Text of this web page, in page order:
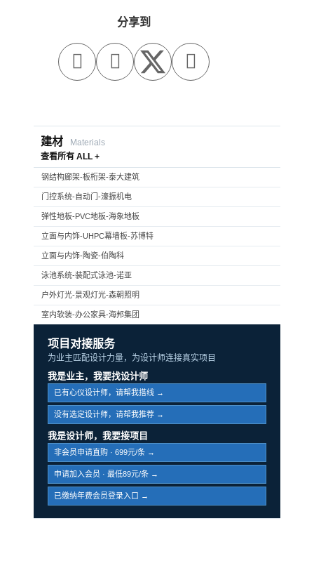
分享到
  
建材
Materials
查看所有 ALL +
钢结构廊架-板桁架-泰大建筑
门控系统-自动门-濠振机电
弹性地板-PVC地板-海象地板
立面与内饰-UHPC幕墙板-苏博特
立面与内饰-陶瓷-伯陶科
泳池系统-装配式泳池-诺亚
户外灯光-景观灯光-森朝照明
室内软装-办公家具-海邦集团
项目对接服务
为业主匹配设计力量，为设计师连接真实项目
我是业主，我要找设计师
已有心仪设计师，请帮我搭线 →
没有选定设计师，请帮我推荐 →
我是设计师，我要接项目
非会员申请直购 · 699元/条 →
申请加入会员 · 最低89元/条 →
已缴纳年费会员登录入口 →